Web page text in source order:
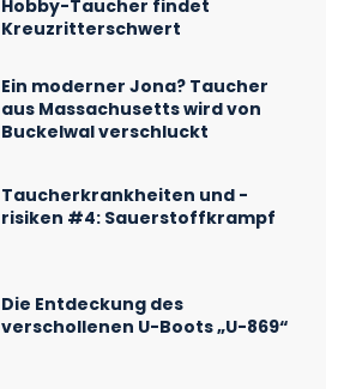
Hobby-Taucher findet
Kreuzritterschwert
Ein moderner Jona? Taucher
aus Massachusetts wird von
Buckelwal verschluckt
Taucherkrankheiten und -
risiken #4: Sauerstoffkrampf
Die Entdeckung des
verschollenen U-Boots „U-869“